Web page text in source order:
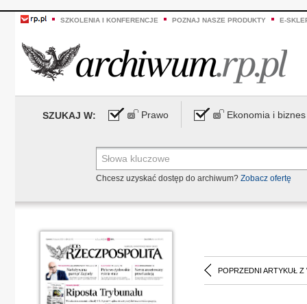
SZKOLENIA I KONFERENCJE POZNAJ NASZE PRODUKTY E-
SZUKAJ W: Prawo Ekonomia i biznes
Chcesz uzyskać dostęp do archiwum? Zobacz ofertę
POPRZEDNI ARTYKUŁ Z